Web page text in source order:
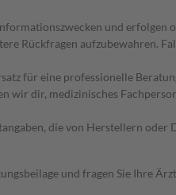
und
Rückfragen aufzubewahren.
für eine professionelle
wir dir, medizinisches
die von Herstellern
und fragen Sie Ihre